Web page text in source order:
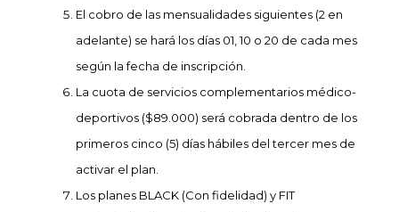
El cobro de las mensualidades siguientes (2 en
adelante) se hará los días 01, 10 o 20 de cada mes
según la fecha de inscripción.
La cuota de servicios complementarios médico-
deportivos ($89.000) será cobrada dentro de los
primeros cinco (5) días hábiles del tercer mes de
activar el plan.
Los planes BLACK (Con fidelidad) y FIT